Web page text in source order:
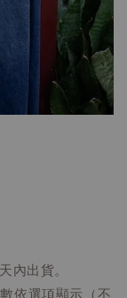
出貨。
依選項顯示（不